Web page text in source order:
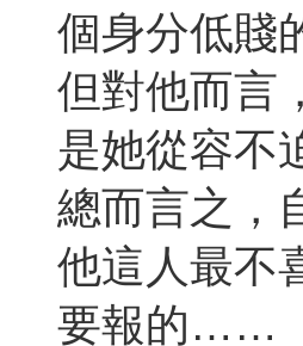
個身分低賤
但對他而言
是她從容不
總而言之，
他這人最不
要報的……